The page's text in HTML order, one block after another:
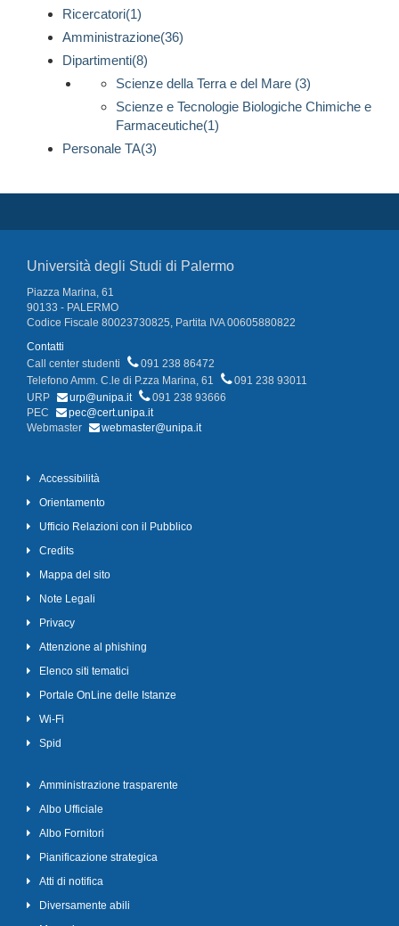
Ricercatori(1)
Amministrazione(36)
Dipartimenti(8)
Scienze della Terra e del Mare (3)
Scienze e Tecnologie Biologiche Chimiche e
Farmaceutiche(1)
Personale TA(3)
Università degli Studi di Palermo
Piazza Marina, 61
90133 - PALERMO
Codice Fiscale 80023730825, Partita IVA 00605880822
Contatti
Call center studenti
091 238 86472
Telefono Amm. C.le di P.zza Marina, 61
091 238 93011
URP
urp@unipa.it
091 238 93666
PEC
pec@cert.unipa.it
Webmaster
webmaster@unipa.it
Accessibilità
Orientamento
Ufficio Relazioni con il Pubblico
Credits
Mappa del sito
Note Legali
Privacy
Attenzione al phishing
Elenco siti tematici
Portale OnLine delle Istanze
Wi-Fi
Spid
Amministrazione trasparente
Albo Ufficiale
Albo Fornitori
Pianificazione strategica
Atti di notifica
Diversamente abili